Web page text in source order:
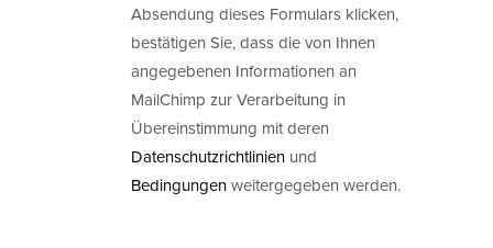
Absendung dieses Formulars klicken,
bestätigen Sie, dass die von Ihnen
angegebenen Informationen an
MailChimp zur Verarbeitung in
Übereinstimmung mit deren
Datenschutzrichtlinien und
Bedingungenweitergegeben werden.